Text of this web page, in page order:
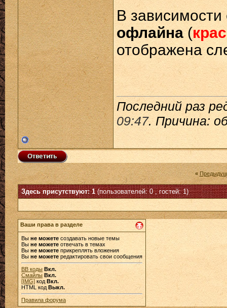
В
офлайна(
отображена
Последний раз
09:47. Причина:
«
Здесь присутствуют: 1(пользователей: 0 , гостей: 1)
Ваши права в разделе
Вы не можете создавать новые темы
Выне можете отвечать в темах
Выне можете прикреплять вложения
Вы не можетередактировать свои сообщения
BB коды Вкл.
Смайлы Вкл.
[IMG] код Вкл.
HTML код Выкл.
Правила форума